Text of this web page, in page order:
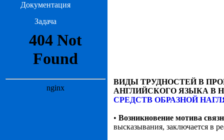
Документация
Задача
ВИДЫ ТРУДНОСТЕЙ В
АНГЛИЙСКОГО ЯЗЫКА В
СРЕДСТВ ОБРАЗНОЙ
• Возникновение мотива
высказывания, заключается в